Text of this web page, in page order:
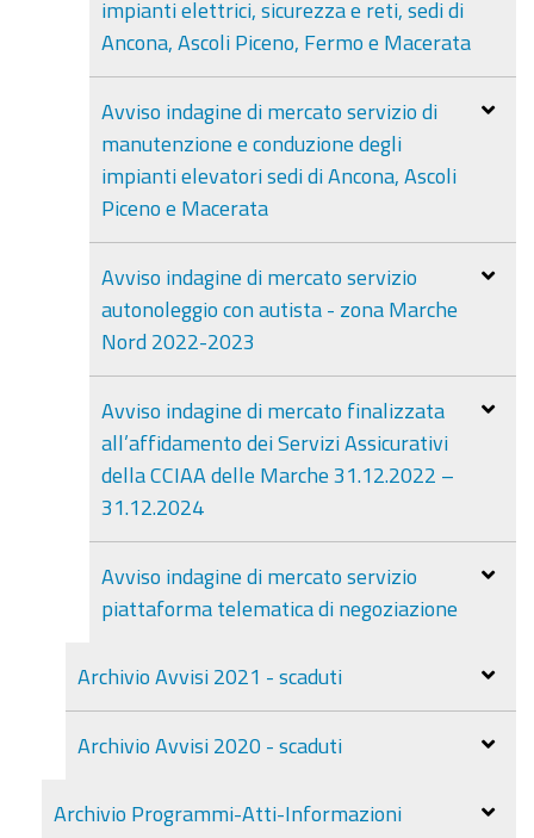
impianti elettrici, sicurezza e reti, sedi di
Ancona, Ascoli Piceno, Fermo e Macerata
Avviso indagine di mercato servizio di
manutenzione e conduzione degli
impianti elevatori sedi di Ancona, Ascoli
Piceno e Macerata
Avviso indagine di mercato servizio
autonoleggio con autista - zona Marche
Nord 2022-2023
Avviso indagine di mercato finalizzata
all’affidamento dei Servizi Assicurativi
della CCIAA delle Marche 31.12.2022 –
31.12.2024
Avviso indagine di mercato servizio
piattaforma telematica di negoziazione
Archivio Avvisi 2021 - scaduti
Archivio Avvisi 2020 - scaduti
Archivio Programmi-Atti-Informazioni